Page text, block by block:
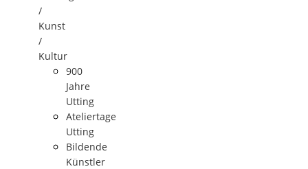
/
Kunst
/
Kultur
900
Jahre
Utting
Ateliertage
Utting
Bildende
Künstler